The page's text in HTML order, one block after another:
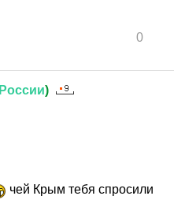
0
России)
чей Крым тебя спросили